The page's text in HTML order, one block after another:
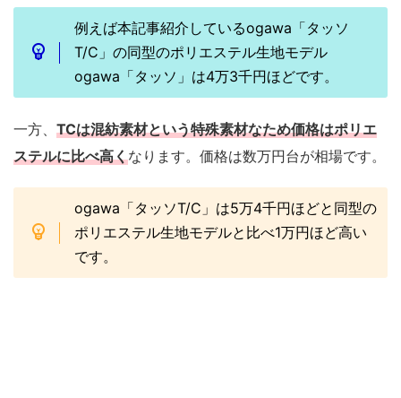
例えば本記事紹介しているogawa「タッソ
T/C」の同型のポリエステル生地モデル
ogawa「タッソ」は4万3千円ほどです。
一方、 TCは混紡素材という特殊素材なため価格はポリエ
ステルに比べ高くなります。価格は数万円台が相場です。
ogawa「タッソT/C」は5万4千円ほどと同型の
ポリエステル生地モデルと比べ1万円ほど高い
です。